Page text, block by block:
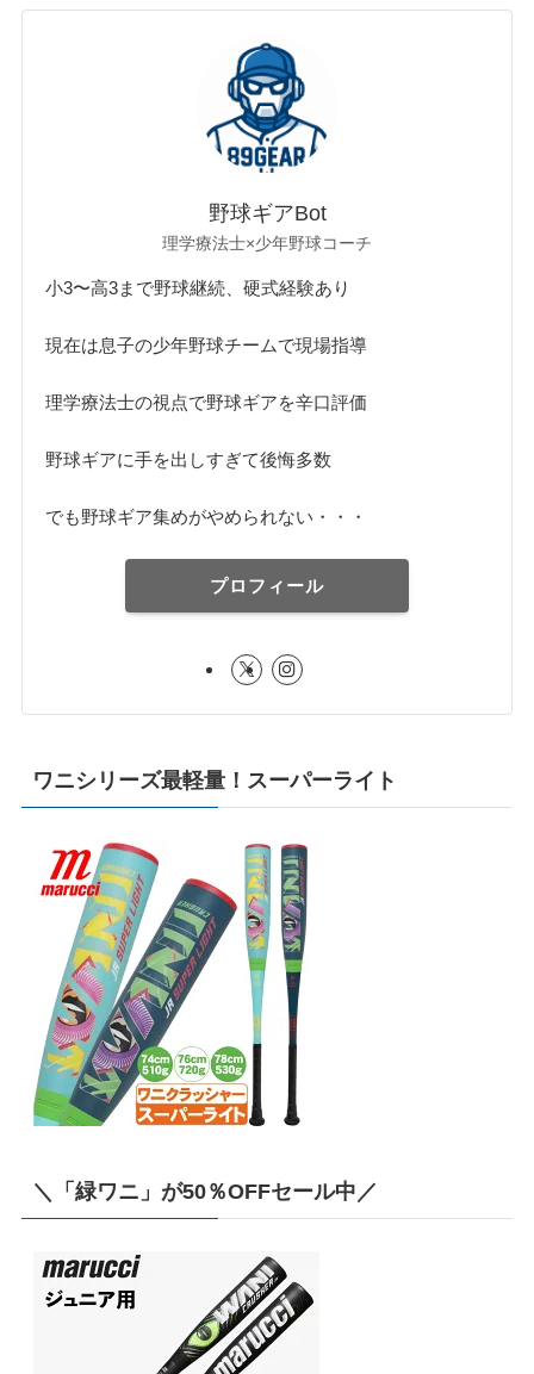
野球ギアBot
理学療法士×少年野球コーチ
小3〜高3まで野球継続、硬式経験あり
現在は息子の少年野球チームで現場指導
理学療法士の視点で野球ギアを辛口評価
野球ギアに手を出しすぎて後悔多数
でも野球ギア集めがやめられない・・・
プロフィール
ワニシリーズ最軽量！スーパーライト
＼「緑ワニ」が50％OFFセール中／